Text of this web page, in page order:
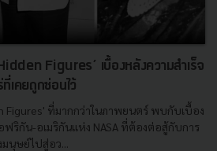
Figures’ เบื้องหลังความสำเร็จ
เคยถูกซ่อนไว้
Figures' ที่มากกว่าในภาพยนตร์ พบกับเบื้อง
ริกัน-อเมริกันแห่ง NASA ที่ต้องต่อสู้กับการ
นุษย์ไปสู่อว...